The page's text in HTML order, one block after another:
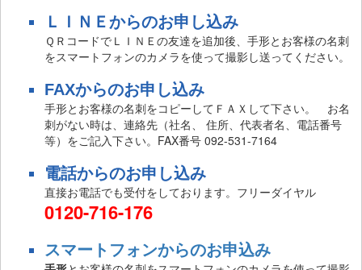
ＬＩＮＥからのお申し込み
ＱＲコードでＬＩＮＥの友達を追加後、手形とお客様の名刺
をスマートフォンのカメラを使って撮影し送ってください。
FAXからのお申し込み
手形とお客様の名刺をコピーしてＦＡＸして下さい。 お名
刺がない時は、連絡先（社名、 住所、代表者名、電話番号
等）をご記入下さい。FAX番号 092-531-7164
電話からのお申し込み
直接お電話でも受付をしております。フリーダイヤル
0120-716-176
スマートフォンからのお申込み